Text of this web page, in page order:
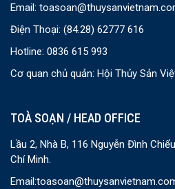
Email:
Điện Thoại: (84.28) 62777 616
Hotline: 0836 615 993
Cơ quan chủ quản: Hội Thủy Sản
TOÀ SOẠN / HEAD OFFICE
Lầu 2, Nhà B, 116 Nguyễn Đình
Chí Minh.
Email: